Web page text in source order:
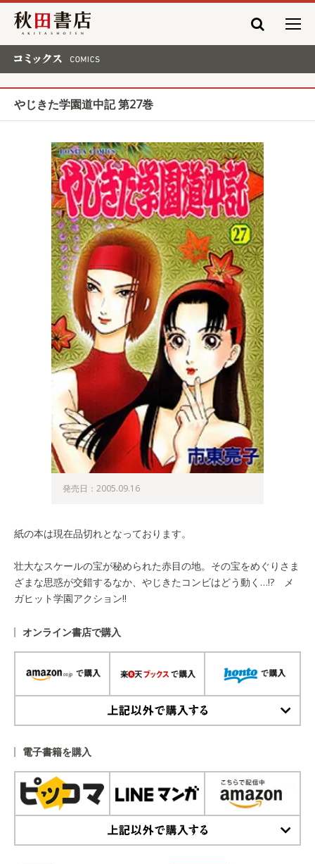
秋田書店
やじきた学園道中記 第27巻
発売日：2005.09.16
紙の本は現在品切れとなっております。
壮大なスケールの宝が秘められた赤目の地。その宝をめぐりさま
ざまな思惑が交錯するなか、やじきたコンビはどう動く…!? メ
ガヒット学園アクション!!
オンライン書店で購入
電子書籍を購入